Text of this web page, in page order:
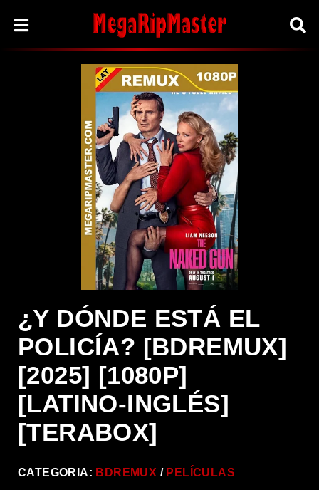
¿Y DÓNDE ESTÁ EL
POLICÍA? [BDREMUX]
[2025] [1080P]
[LATINO-INGLÉS]
[TERABOX]
CATEGORIA: BDREMUX PELÍCULAS